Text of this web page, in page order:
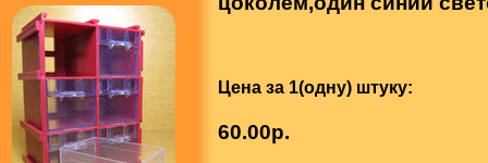
Цена за 1(одну) штуку:
60.00р.